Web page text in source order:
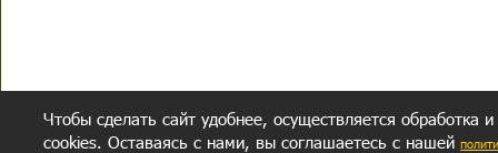
Чтобы сделать сайт удобнее, осуществляется обработка
cookies. Оставаясь с нами, вы соглашаетесь с нашей